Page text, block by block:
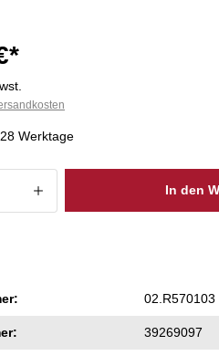
Werktage
Gib denIn den
02.R570103
39269097